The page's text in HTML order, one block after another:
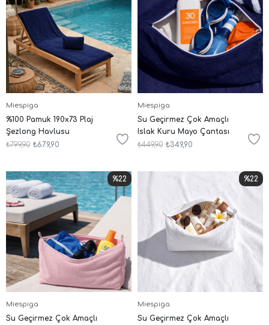
Miespiga
%100 Pamuk 190x73 Plaj
Şezlong Havlusu
₺679,90
₺799,90
Miespiga
Su Geçirmez Çok Amaçlı
Islak Kuru Mayo Çantası
₺349,90
₺449,90
Miespiga
Su Geçirmez Çok Amaçlı
%22
Miespiga
Su Geçirmez Çok Amaçlı
%22